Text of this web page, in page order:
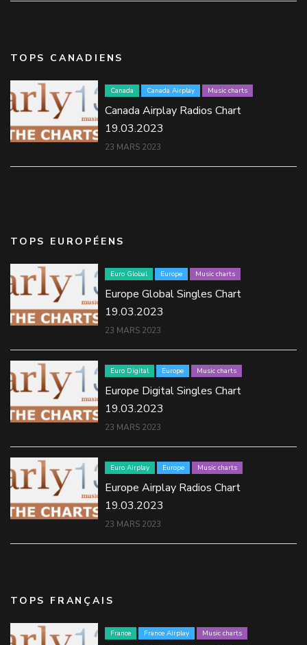
TOPS CANADIENS
Canada Canada Airplay Music charts
Canada Airplay Radios Chart
19.03.2023
23 MARS 2023
TOPS EUROPÉENS
Euro Global Europe Music charts
Europe Global Singles Chart
19.03.2023
23 MARS 2023
Euro Digital Europe Music charts
Europe Digital Singles Chart
19.03.2023
23 MARS 2023
Euro Airplay Europe Music charts
Europe Airplay Radios Chart
19.03.2023
23 MARS 2023
TOPS FRANÇAIS
France France Airplay Music charts